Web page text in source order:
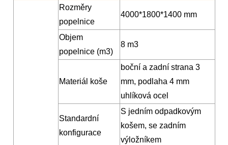
Rozměry
popelnice
4000*1800*1400 mm
Objem
popelnice (m3)
8 m3
Materiál koše
boční a zadní strana 3
mm, podlaha 4 mm
uhlíková ocel
Standardní
konfigurace
S jedním odpadkovým
košem, se zadním
výložníkem